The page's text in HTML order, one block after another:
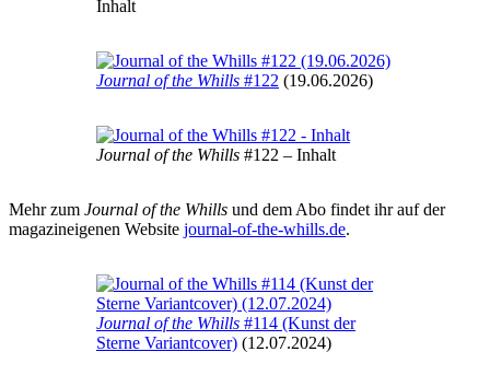
Inhalt
Journal of the Whills #122 (19.06.2026)
Journal of the Whills #122 – Inhalt
Mehr zum Journal of the Whills und dem Abo findet ihr auf der
magazineigenen Website journal-of-the-whills.de.
Journal of the Whills #114 (Kunst der
Sterne Variantcover) (12.07.2024)